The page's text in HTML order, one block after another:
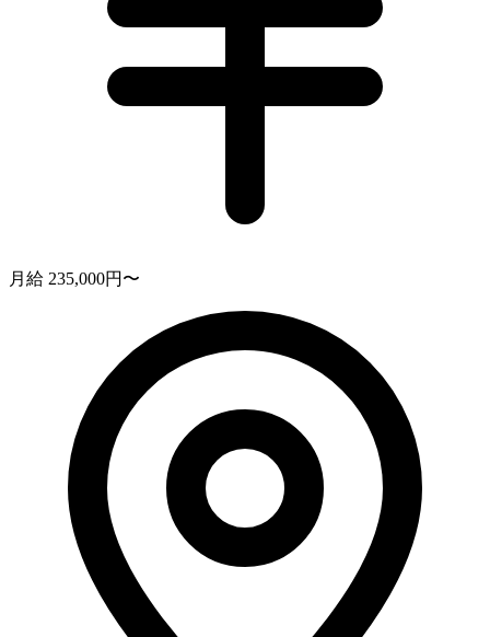
月給 235,000円〜